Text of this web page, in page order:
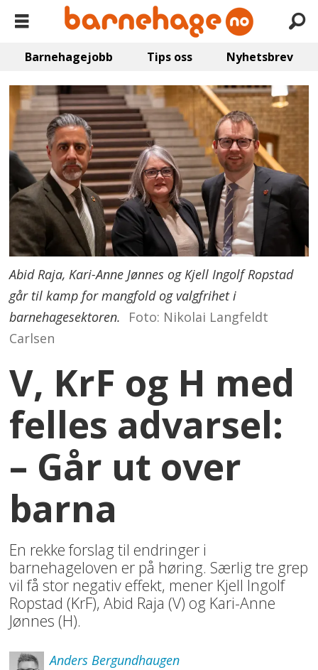
Barnehagejobb Tips oss Nyhetsbrev
Abid Raja, Kari-Anne Jønnes og Kjell Ingolf Ropstad
går til kamp for mangfold og valgfrihet i
barnehagesektoren.
Foto: Nikolai Langfeldt
Carlsen
V, KrF og H med
felles advarsel:
– Går ut over
barna
En rekke forslag til endringer i
barnehageloven er på høring. Særlig tre grep
vil få stor negativ effekt, mener Kjell Ingolf
Ropstad (KrF), Abid Raja (V) og Kari-Anne
Jønnes (H).
Anders Bergundhaugen